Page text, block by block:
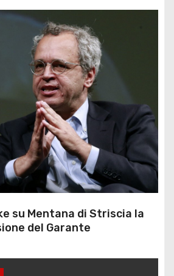
su Mentana di Striscia la
del Garante